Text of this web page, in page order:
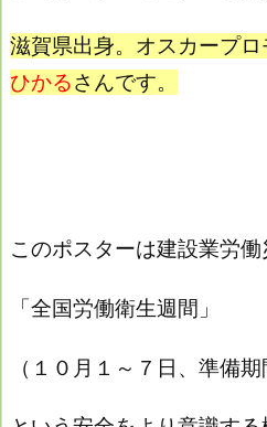
滋賀県出身。オスカープ
ひかるさんです。
このポスターは建設業労
「全国労働衛生週間」
（１０月１～７日、準備